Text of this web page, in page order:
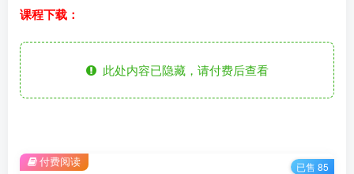
课程下载：
此处内容已隐藏，请付费后查看
付费阅读 已售 85